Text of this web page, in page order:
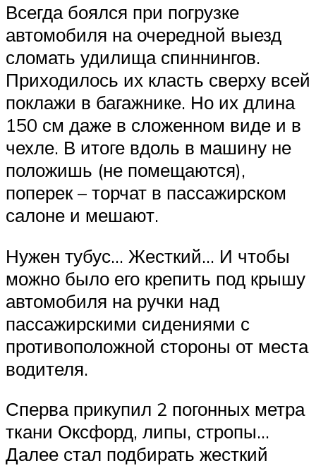
Всегда боялся при погрузке
автомобиля на очередной выезд
сломать удилища спиннингов.
Приходилось их класть сверху всей
поклажи в багажнике. Но их длина
150 см даже в сложенном виде и в
чехле. В итоге вдоль в машину не
положишь (не помещаются),
поперек – торчат в пассажирском
салоне и мешают.
Нужен тубус… Жесткий… И чтобы
можно было его крепить под крышу
автомобиля на ручки над
пассажирскими сидениями с
противоположной стороны от места
водителя.
Сперва прикупил 2 погонных метра
ткани Оксфорд, липы, стропы…
Далее стал подбирать жесткий